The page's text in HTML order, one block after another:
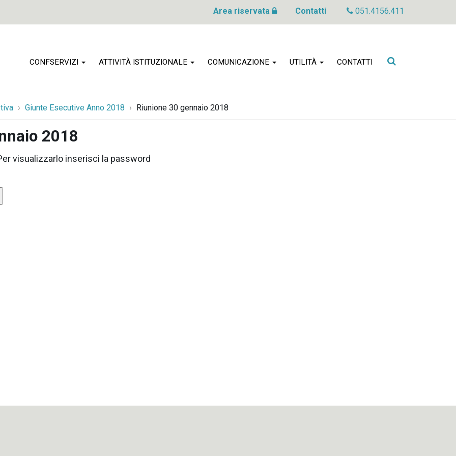
Area riservata Contatti 051.4156.411
CONFSERVIZI ATTIVITÀ ISTITUZIONALE COMUNICAZIONE UTILITÀ CONTATTI
Cerca
Giunte Esecutive Anno 2018 Riunione 30 gennaio 2018
2018
visualizzarlo inserisci la password